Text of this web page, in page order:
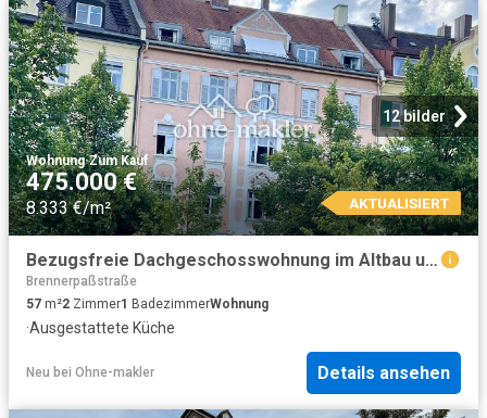
12 bilder
Wohnung·Zum Kauf
475.000 €
8.333 €/m² AKTUALISIERT
Bezugsfreie Dachgeschosswohnung im Altbau und attraktive Lage
Brennerpaßstraße
57 m²2 Zimmer1 BadezimmerWohnung
·Ausgestattete Küche
Neu bei Ohne-makler Details ansehen